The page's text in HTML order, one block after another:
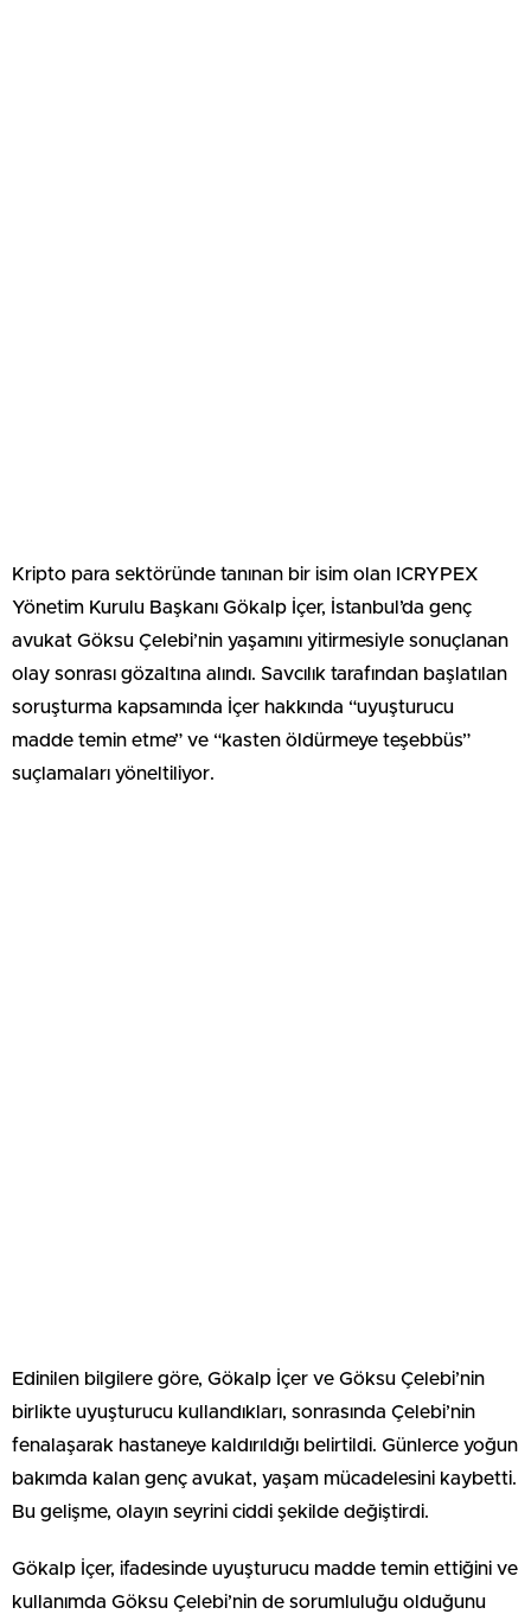
Kripto para sektöründe tanınan bir isim olan ICRYPEX
Yönetim Kurulu Başkanı Gökalp İçer, İstanbul’da genç
avukat Göksu Çelebi’nin yaşamını yitirmesiyle sonuçlanan
olay sonrası gözaltına alındı. Savcılık tarafından başlatılan
soruşturma kapsamında İçer hakkında “uyuşturucu
madde temin etme” ve “kasten öldürmeye teşebbüs”
suçlamaları yöneltiliyor.
Edinilen bilgilere göre, Gökalp İçer ve Göksu Çelebi’nin
birlikte uyuşturucu kullandıkları, sonrasında Çelebi’nin
fenalaşarak hastaneye kaldırıldığı belirtildi. Günlerce yoğun
bakımda kalan genç avukat, yaşam mücadelesini kaybetti.
Bu gelişme, olayın seyrini ciddi şekilde değiştirdi.
Gökalp İçer, ifadesinde uyuşturucu madde temin ettiğini ve
kullanımda Göksu Çelebi’nin de sorumluluğu olduğunu